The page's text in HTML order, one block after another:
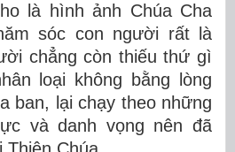
là hình ảnh Chúa Cha
sóc con người rất là
chẳng còn thiếu thứ gì
loại không bằng lòng
ban, lại chạy theo những
và danh vọng nên đã